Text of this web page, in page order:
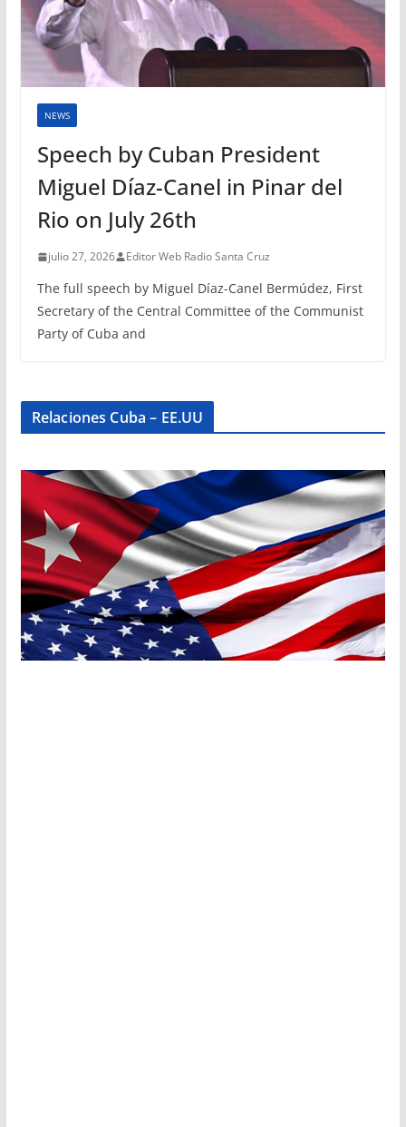
NEWS
Speech by Cuban President
Miguel Díaz-Canel in Pinar del
Rio on July 26th
julio 27, 2026 Editor Web Radio Santa Cruz
The full speech by Miguel Díaz-Canel Bermúdez, First
Secretary of the Central Committee of the Communist
Party of Cuba and
Relaciones Cuba – EE.UU